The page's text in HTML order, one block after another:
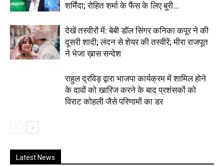
शर्मिंदा; रोहित शर्मा के फैंस के लिए बुरी...
देखें तस्वीरों में: बेबी डॉल सिंगर कनिका कपूर ने की
दूसरी शादी; लंदन से शेयर की तस्वीरें; मीरा राजपूत
ने भेजा ख़ास सन्देश
राहुल द्रविड़ द्वारा भाजपा कार्यक्रम में शामिल होने
के दावों को खारिज करने के बाद प्रशंसकों को
विराट कोहली जैसे परिणामों का डर
Latest News